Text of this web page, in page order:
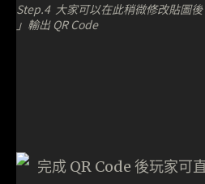
Step.4 大家可以在此稍微修改貼圖後
」輸出 QR Code